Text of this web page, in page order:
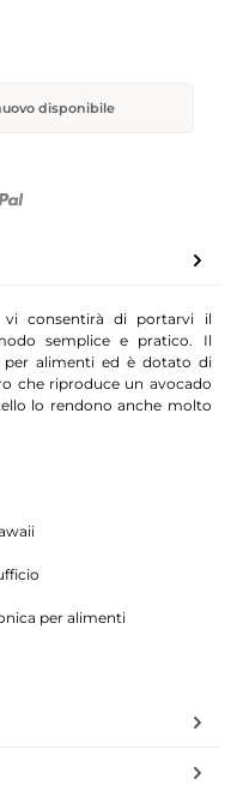
disponibile
e-mail
vi consentirà di portarvi il
semplice e pratico. Il
per alimenti ed è dotato di
che riproduce un avocado
lo rendono anche molto
per alimenti